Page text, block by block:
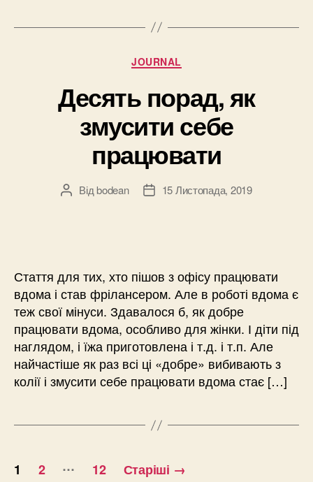
Категорії
JOURNAL
Десять порад, як
змусити себе
працювати
Автор
Відbodean
Дата15 Листопада, 2019
Стаття для тих, хто пішов з офісу працювати
вдома і став фрілансером. Але в роботі вдома є
теж свої мінуси. Здавалося б, як добре
працювати вдома, особливо для жінки. І діти під
наглядом, і їжа приготовлена і т.д. і т.п. Але
найчастіше як раз всі ці «добре» вибивають з
колії і змусити себе працювати вдома стає […]
Навігація
1 2 … 12 Старіші →